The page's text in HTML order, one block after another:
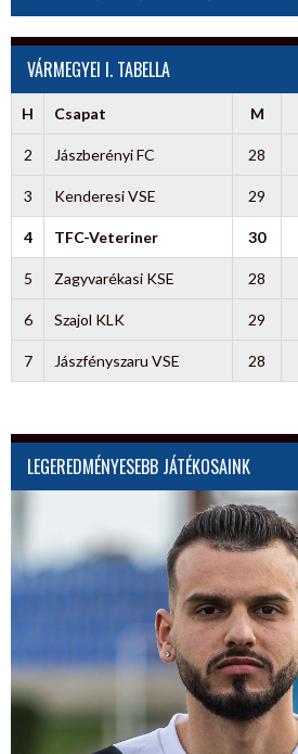
VÁRMEGYEI I. TABELLA
H Csapat M
2 Jászberényi FC 28
3 Kenderesi VSE 29
4 TFC-Veteriner 30
5 Zagyvarékasi KSE 28
6 Szajol KLK 29
7 Jászfényszaru VSE 28
LEGEREDMÉNYESEBB JÁTÉKOSAINK